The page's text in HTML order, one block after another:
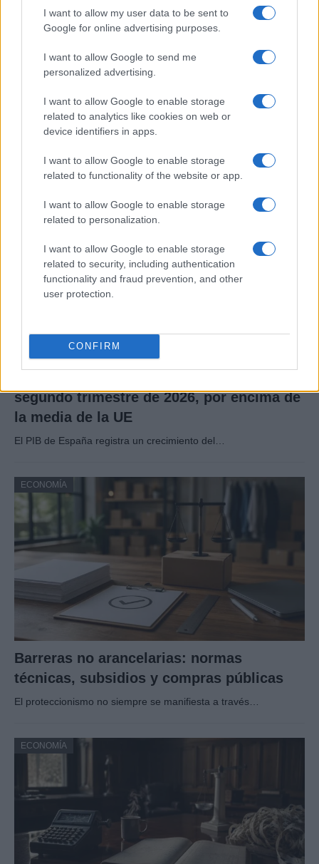
I want to allow my user data to be sent to
Google for online advertising purposes.
I want to allow Google to send me
personalized advertising.
I want to allow Google to enable storage
related to analytics like cookies on web or
device identifiers in apps.
I want to allow Google to enable storage
related to functionality of the website or app.
I want to allow Google to enable storage
related to personalization.
I want to allow Google to enable storage
related to security, including authentication
functionality and fraud prevention, and other
user protection.
CONFIRM
La tasa de desempleo en España baja al
10.1% en junio 2026, 4.1 puntos por
encima de la media UE
La tasa de desempleo en España se sitúa…
ECONOMÍA
segundo trimestre de 2026, por encima de
la media de la UE
El PIB de España registra un crecimiento del…
ECONOMÍA
Barreras no arancelarias: normas
técnicas, subsidios y compras públicas
El proteccionismo no siempre se manifiesta a través…
ECONOMÍA